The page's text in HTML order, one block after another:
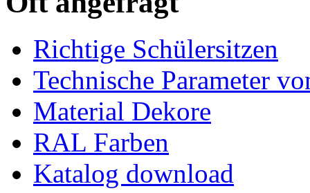
Richtige Schülersitzen
Technische Parameter
Material Dekore
RAL Farben
Katalog download